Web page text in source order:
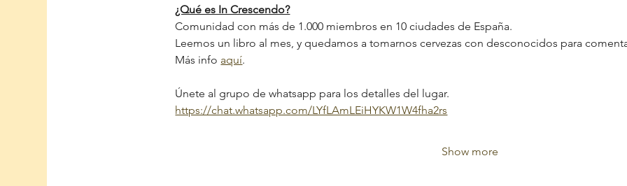
¿Qué es In Crescendo?
Comunidad con más de 1.000 miembros en 10 ciudades de España.
Leemos un libro al mes, y quedamos a tomarnos cervezas con desconocidos para
Más info aquí.
Únete al grupo de whatsapp para los detalles del lugar.
https://chat.whatsapp.com/LYfLAmLEiHYKW1W4fha2rs
Show more